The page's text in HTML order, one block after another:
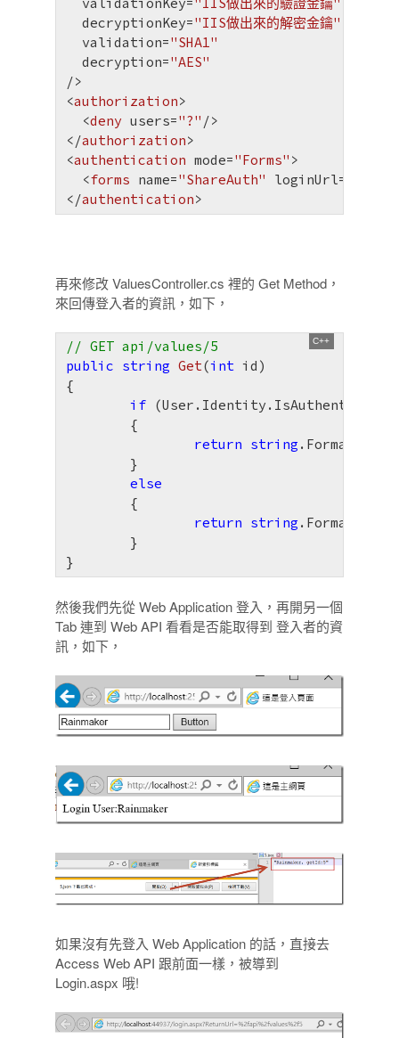
decryptionKey="IIS做出來的解密金鑰"
validation="SHA1"
decryption="AES"
/>
<authorization>
<deny users="?" />
</authorization>
<authentication mode="Forms" >
<forms name="ShareAuth" loginUrl=
</authentication>
再來修改 ValuesController.cs 裡的 Get Method，
來回傳登入者的資訊，如下，
// GET api/values/5
public string Get(int id)
{
if
return string .Format(
else
return string .Format(
}
然後我們先從 Web Application 登入，再開另一個
Tab 連到 Web API 看看是否能取得到 登入者的資
訊，如下，
如果沒有先登入 Web Application 的話，直接去
Access Web API 跟前面一樣，被導到
Login.aspx 哦!